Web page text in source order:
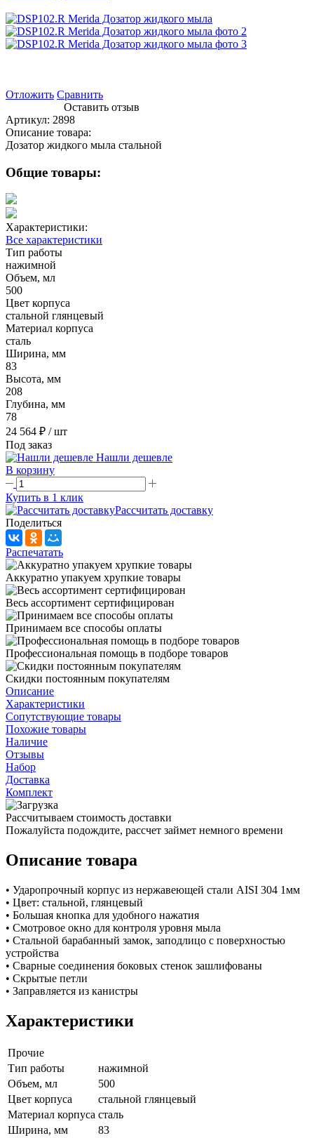
Отложить Сравнить
Оставить отзыв
Артикул: 2898
Описание товара:
Дозатор жидкого мыла стальной
Общие товары:
Характеристики:
Все характеристики
Тип работы
нажимной
Объем, мл
500
Цвет корпуса
стальной глянцевый
Материал корпуса
сталь
Ширина, мм
83
Высота, мм
208
Глубина, мм
78
24 564 ₽ / шт
Под заказ
Нашли дешевле
В корзину
Купить в 1 клик
Рассчитать доставку
Поделиться
Распечатать
Аккуратно упакуем хрупкие товары
Весь ассортимент сертифицирован
Принимаем все способы оплаты
Профессиональная помощь в подборе товаров
Скидки постоянным покупателям
Описание
Характеристики
Сопутствующие товары
Похожие товары
Наличие
Отзывы
Набор
Доставка
Комплект
Рассчитываем стоимость доставки
Пожалуйста подождите, рассчет займет немного времени
Описание товара
• Ударопрочный корпус из нержавеющей стали AISI 304 1мм
• Цвет: стальной, глянцевый
• Большая кнопка для удобного нажатия
• Смотровое окно для контроля уровня мыла
• Стальной барабанный замок, заподлицо с поверхностью
устройства
• Сварные соединения боковых стенок зашлифованы
• Скрытые петли
• Заправляется из канистры
Характеристики
Прочие
Тип работы
нажимной
Объем, мл
500
Цвет корпуса
стальной глянцевый
Материал корпуса сталь
Ширина, мм
83